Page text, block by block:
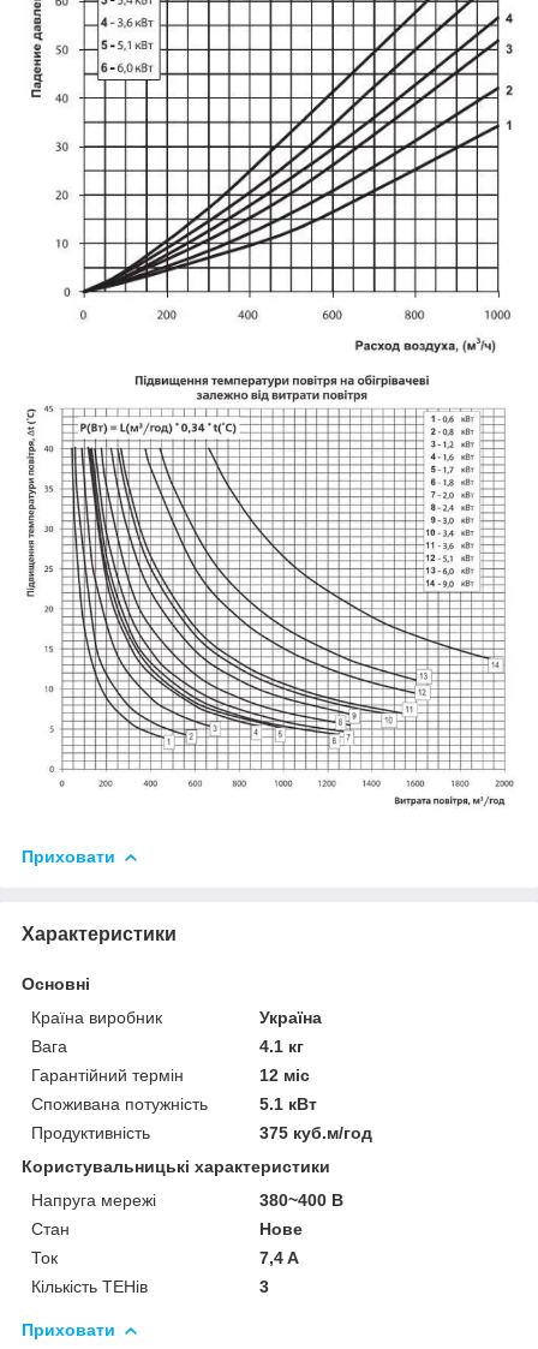
Приховати
Характеристики
Основні
Країна виробник
Україна
Вага
4.1 кг
Гарантійний термін
12 міс
Споживана потужність
5.1 кВт
Продуктивність
375 куб.м/год
Користувальницькі характеристики
Напруга мережі
380~400 В
Стан
Нове
Ток
7,4 A
Кількість ТЕНів
3
Приховати